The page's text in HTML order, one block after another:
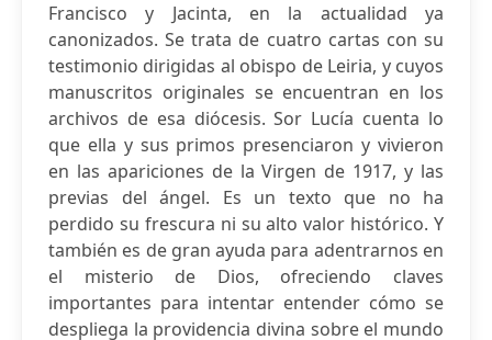
Francisco y Jacinta, en la actualidad ya
canonizados. Se trata de cuatro cartas con su
testimonio dirigidas al obispo de Leiria, y cuyos
manuscritos originales se encuentran en los
archivos de esa diócesis. Sor Lucía cuenta lo
que ella y sus primos presenciaron y vivieron
en las apariciones de la Virgen de 1917, y las
previas del ángel. Es un texto que no ha
perdido su frescura ni su alto valor histórico. Y
también es de gran ayuda para adentrarnos en
el misterio de Dios, ofreciendo claves
importantes para intentar entender cómo se
despliega la providencia divina sobre el mundo